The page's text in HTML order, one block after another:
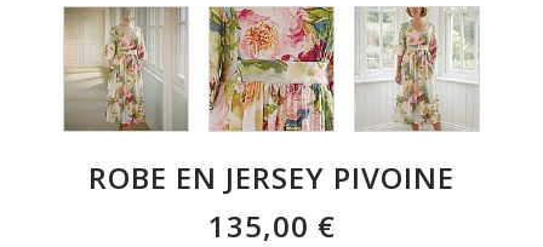
ROBE EN JERSEY PIVOINE
135,00 €